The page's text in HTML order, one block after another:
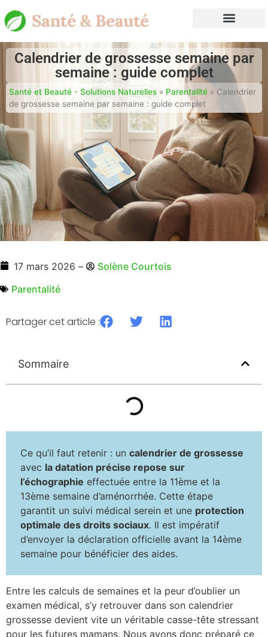
Calendrier de grossesse semaine par
semaine : guide complet
Santé et Beauté - Solutions Naturelles » Parentalité » Calendrier
de grossesse semaine par semaine : guide complet
17 mars 2026 –
Solène Courtois
Parentalité
Partager cet article :
Sommaire
Ce qu’il faut retenir : un calendrier de grossesse
avec la datation précise repose sur
l’échographie effectuée entre la 11ème et la
13ème semaine d’aménorrhée. Cette étape
garantit un suivi médical serein et une protection
optimale des droits sociaux. Il est impératif
d’envoyer la déclaration officielle avant la 14ème
semaine pour bénéficier des aides.
Entre les calculs de semaines et la peur d’oublier un
examen médical, s’y retrouver dans son calendrier
grossesse devient vite un véritable casse-tête stressant
pour les futures mamans. Nous avons donc préparé ce